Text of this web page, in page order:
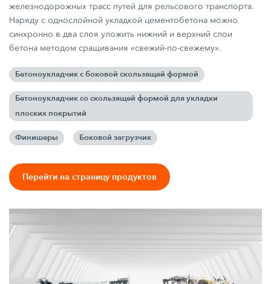
железнодорожных трасс путей для рельсового транспорта.
Наряду с однослойной укладкой цементобетона можно
синхронно в два слоя уложить нижний и верхний слои
бетона методом сращивания «свежий-по-свежему».
Бетоноукладчик с боковой скользящей формой
Бетоноукладчик со скользящей формой для укладки
плоских покрытий
Финишеры Боковой загрузчик
Перейти на страницу продуктов